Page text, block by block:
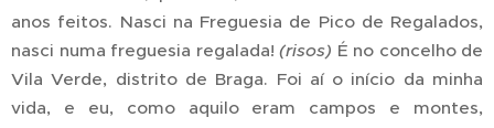
anos feitos. Nasci na Freguesia de Pico de Regalados,
nasci numa freguesia regalada! (risos) É no concelho de
Vila Verde, distrito de Braga. Foi aí o início da minha
vida, e eu, como aquilo eram campos e montes,